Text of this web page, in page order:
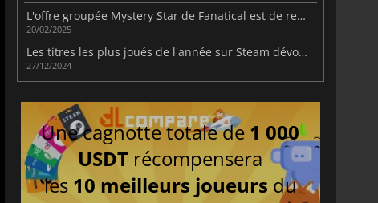
L'offre groupée Mystery Star de Fanatical est de retour : obtenez un jeu surprise pour seulement 1 € !
20/02/2025
Les titres les plus joués de l'année sur Steam dévoilés
27/12/2024
Une cagnotte totale de 1 000
USDT récompensera
les 10 meilleurs joueurs du